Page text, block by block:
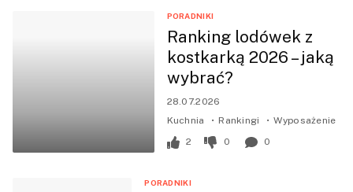
PORADNIKI
28.07.2026
Ranking lodówek z
kostkarką 2026 – jaką
wybrać?
Kuchnia Rankingi
Wyposażenie
2
0 0
PORADNIKI